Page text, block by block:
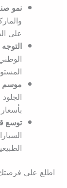
نمو
على
موسم
توسع
اطلع على